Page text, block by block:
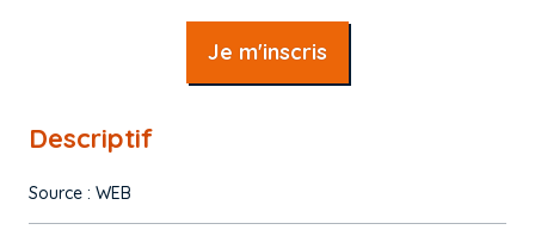
Je m'inscris
Descriptif
Source : WEB